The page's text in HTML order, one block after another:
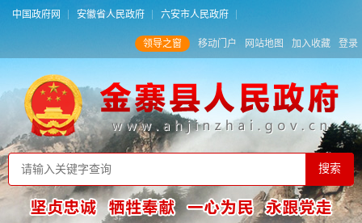
中国政府网 安徽省人民政府 六安市人民政府
领导之窗 移动门户 网站地图 加入收藏 登录